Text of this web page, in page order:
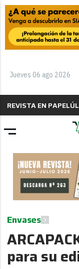
Jueves 06 ago 2026
REVISTA EN PAPEL
Envases
para su